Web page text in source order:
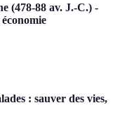
(478-88 av. J.-C.) -
: sauver des vies,